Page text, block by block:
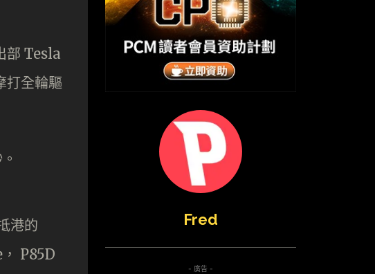
部 Tesla
打全輪驅
港的
P85D
Fred
- 廣告 -